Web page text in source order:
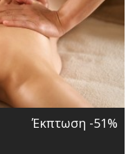
Έκπτωση -51%